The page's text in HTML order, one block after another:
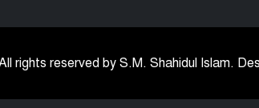
rights reserved by S.M. Shahidul Islam.